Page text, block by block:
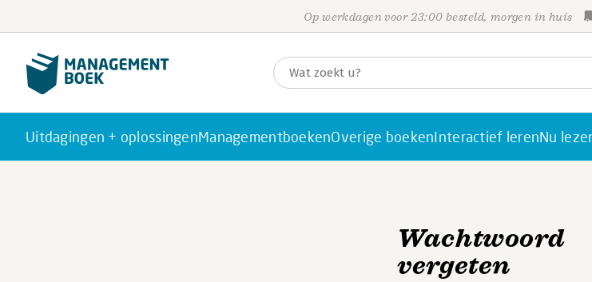
Op werkdagen voor 23:00 besteld, morgen in huis
Uitdagingen + oplossingenManagementboekenOverige boekenInteractief lerenNu
Wachtwoord
vergeten